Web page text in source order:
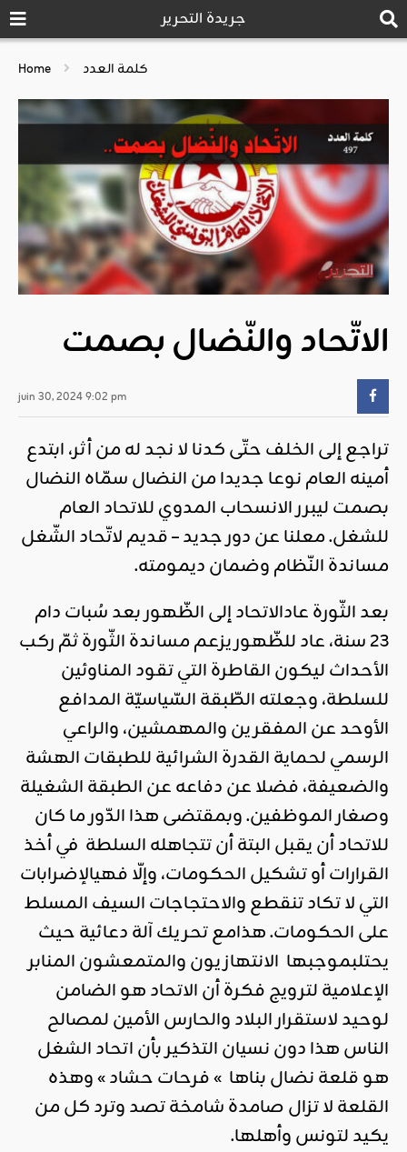
جريدة التحرير
Home كلمة العدد
الاتّحاد والنّضال بصمت
juin 30, 2024 9:02 pm
تراجع إلى الخلف حتّى كدنا لا نجد له من أثر، ابتدع
أمينه العام نوعا جديدا من النضال سمّاه النضال
بصمت ليبرر الانسحاب المدوي للاتحاد العام
للشغل. معلنا عن دور جديد – قديم لاتّحاد الشّغل
مساندة النّظام وضمان ديمومته.
بعد الثّورة عادالاتحاد إلى الظّهور بعد سُبات دام
23 سنة، عاد للظّهوريزعم مساندة الثّورة ثمّ ركب
الأحداث ليكون القاطرة التي تقود المناوئين
للسلطة، وجعلته الطّبقة السّياسيّة المدافع
الأوحد عن المفقرين والمهمشين، والراعي
الرسمي لحماية القدرة الشرائية للطبقات الهشة
والضعيفة، فضلا عن دفاعه عن الطبقة الشغيلة
وصغار الموظفين. وبمقتضى هذا الدّور ما كان
للاتحاد أن يقبل البتة أن تتجاهله السلطة في أخذ
القرارات أو تشكيل الحكومات، وإلّا فهيالإضرابات
التي لا تكاد تنقطع والاحتجاجات السيف المسلط
على الحكومات. هذامع تحريك آلة دعائية حيث
يحتلبموجبها الانتهازيون والمتمعشون المنابر
الإعلامية لترويج فكرة أن الاتحاد هو الضامن
لوحيد لاستقرار البلاد والحارس الأمين لمصالح
الناس هذا دون نسيان التذكير بأن اتحاد الشغل
هو قلعة نضال بناها » فرحات حشاد » وهذه
القلعة لا تزال صامدة شامخة تصد وترد كل من
يكيد لتونس وأهلها.